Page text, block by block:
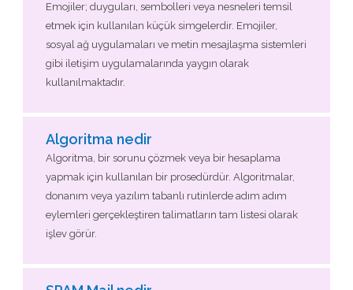
Emojiler; duyguları, sembolleri veya nesneleri temsil
etmek için kullanılan küçük simgelerdir. Emojiler,
sosyal ağ uygulamaları ve metin mesajlaşma sistemleri
gibi iletişim uygulamalarında yaygın olarak
kullanılmaktadır.
Algoritma nedir
Algoritma, bir sorunu çözmek veya bir hesaplama
yapmak için kullanılan bir prosedürdür. Algoritmalar,
donanım veya yazılım tabanlı rutinlerde adım adım
eylemleri gerçekleştiren talimatların tam listesi olarak
işlev görür.